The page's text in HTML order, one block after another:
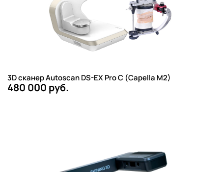
3D сканер Autoscan DS-EX Pro C (Capella M2)
480 000 руб.